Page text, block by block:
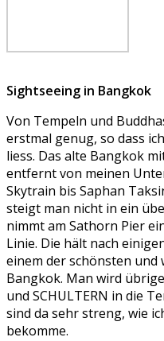
Sightseeing in Bangkok
Von Tempeln und
erstmal genug, so dass
liess. Das alte Bangkok
entfernt von meinen
Skytrain bis Saphan
steigt man nicht in ein
nimmt am Sathorn Pier
Linie. Die hält nach
einem der schönsten und
Bangkok. Man wird
und SCHULTERN in die
sind da sehr streng, wie
bekomme.